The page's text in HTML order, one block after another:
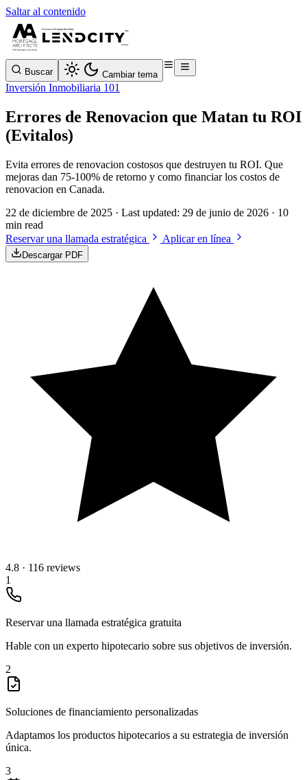
Saltar al contenido
Buscar Cambiar tema
Inversión Inmobiliaria 101
Errores de Renovacion que Matan tu ROI
(Evitalos)
Evita errores de renovacion costosos que destruyen tu ROI. Que
mejoras dan 75-100% de retorno y como financiar los costos de
renovacion en Canada.
22 de diciembre de 2025 · Last updated: 29 de junio de 2026 · 10
min read
Reservar una llamada estratégica
Aplicar en línea
Descargar PDF
4.8 · 116 reviews
1
Reservar una llamada estratégica gratuita
Hable con un experto hipotecario sobre sus objetivos de inversión.
2
Soluciones de financiamiento personalizadas
Adaptamos los productos hipotecarios a su estrategia de inversión
única.
3